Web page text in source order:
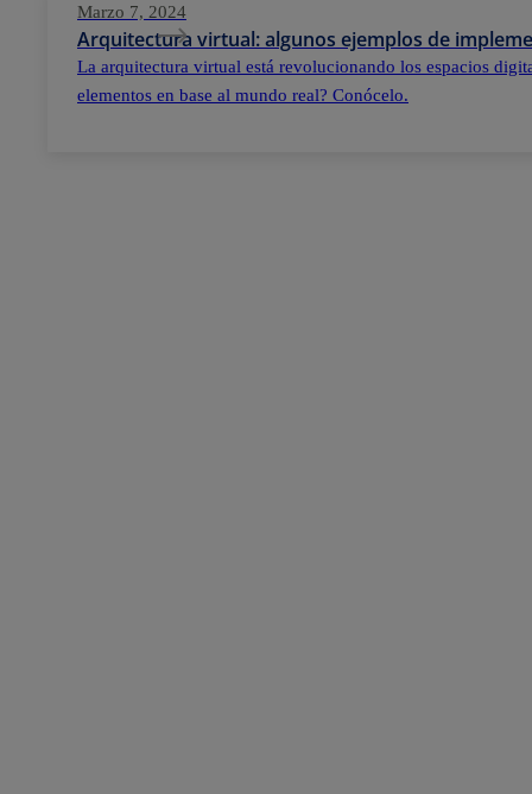
Marzo 7, 2024
Arquitectura virtual: algunos ejemplos de
La arquitectura virtual está revolucionando los espacios
elementos en base al mundo real? Conócelo.